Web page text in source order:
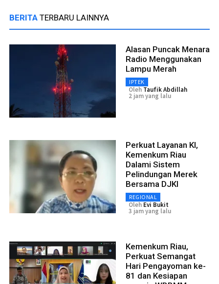
BERITA TERBARU LAINNYA
Alasan Puncak Menara
Radio Menggunakan
Lampu Merah
IPTEK
Oleh Taufik Abdillah
2 jam yang lalu
Perkuat Layanan KI,
Kemenkum Riau
Dalami Sistem
Pelindungan Merek
Bersama DJKI
REGIONAL
Oleh Evi Bukit
3 jam yang lalu
Kemenkum Riau,
Perkuat Semangat
Hari Pengayoman ke-
81 dan Kesiapan